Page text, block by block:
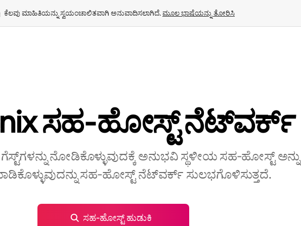
ಕೆಲವು ಮಾಹಿತಿಯನ್ನು ಸ್ವಯಂಚಾಲಿತವಾಗಿ ಅನುವಾದಿಸಲಾಗಿದೆ. ಮೂಲ ಭಾಷೆಯನ್ನು ತೋರಿಸಿ
ಸಹ‑ಹೋಸ್ಟ್ ‌ನೆಟ್‌ವರ್ಕ್
ನೋಡಿಕೊಳ್ಳುವುದಕ್ಕೆ ಅನುಭವಿ ಸ್ಥಳೀಯ ಸಹ‑ಹೋಸ್ಟ್ ಅನ್ನು
ಸಹ‑ಹೋಸ್ಟ್‌ ನೆಟ್‌ವರ್ಕ್‌ ಸುಲಭಗೊಳಿಸುತ್ತದೆ.
ಸಹ‑ಹೋಸ್ಟ್ ಹುಡುಕಿ